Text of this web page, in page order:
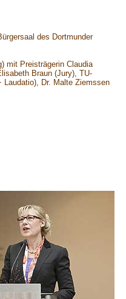
des Dortmunder
mit Preisträgerin Claudia
Braun (Jury), TU-
Laudatio), Dr. Malte Ziemssen